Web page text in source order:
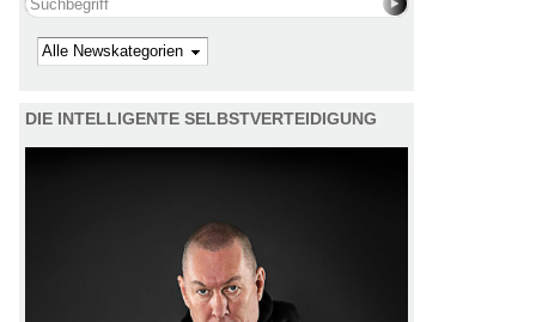
Kategorie
DIE INTELLIGENTE SELBSTVERTEIDIGUNG